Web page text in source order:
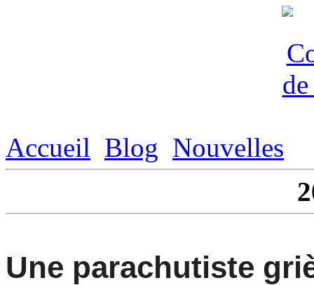
Accueil Blog Nouvelles
Une parachutiste